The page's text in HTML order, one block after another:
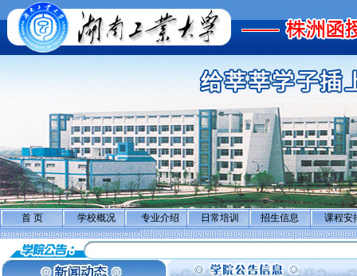
首 页 学校概况 专业介绍 日常培训 招生信息 课程安